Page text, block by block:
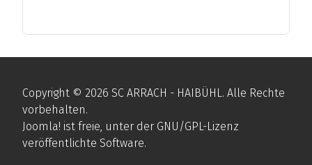
Copyright © 2026 SC ARRACH - HAIBÜHL. Alle Rechte
vorbehalten.
Joomla! ist freie, unter der GNU/GPL-Lizenz
veröffentlichte Software.